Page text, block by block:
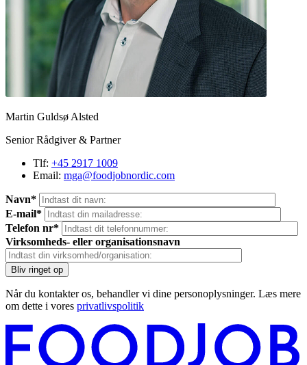
Martin Guldsø Alsted
Senior Rådgiver & Partner
Tlf: +45 2917 1009
Email: mga@foodjobnordic.com
Navn*
E-mail*
Telefon nr*
Virksomheds- eller organisationsnavn
Når du kontakter os, behandler vi dine personoplysninger. Læs mere
om dette i vores privatlivspolitik